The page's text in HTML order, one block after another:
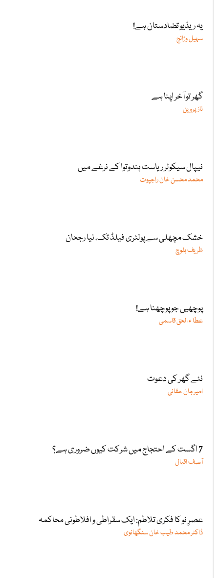
یہ ریڈیو تضادستان ہے!
سہیل وڑائچ
گھر تو آخر اپنا ہے
ناز پروین
نیپال سیکولر ریاست ہندوتوا کے نرغے میں
محمد محسن خان راجپوت
خشک مچھلی سے پولٹری فیلڈ تک، نیا رجحان
ظریف بلوچ
پوچھیں جو پوچھنا ہے!
عطا ء الحق قاسمی
نئے گھر کی دعوت
امیرجان حقانی
7 اگست کے احتجاج میں شرکت کیوں ضروری ہے؟
آصف اقبال
عصرِ نو کا فکری تلاطم: ایک سقراطی و افلاطونی محاکمہ
ڈاکٹر محمد طیب خان سنگھانوی